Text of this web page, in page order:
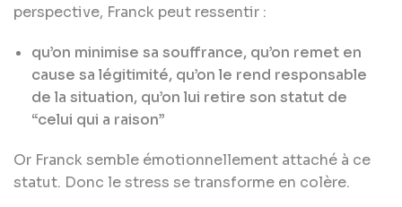
perspective, Franck peut ressentir :
qu’on minimise sa souffrance, qu’on remet en
cause sa légitimité, qu’on le rend responsable
de la situation, qu’on lui retire son statut de
“celui qui a raison”
Or Franck semble émotionnellement attaché à ce
statut. Donc le stress se transforme en colère.